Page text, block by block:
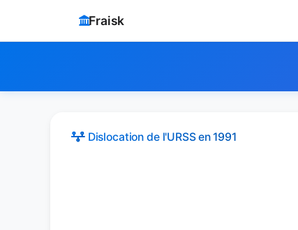
Fraisk
Dislocation de l'URSSen 1991